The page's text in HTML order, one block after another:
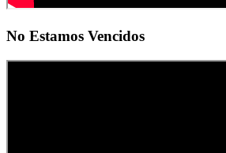
No Estamos Vencidos